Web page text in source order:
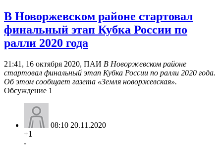
В Новоржевском районе стартовал
финальный этап Кубка России по
ралли 2020 года
21:41, 16 октября 2020, ПАИ В Новоржевском районе
стартовал финальный этап Кубка России по ралли 2020 года.
Об этом сообщает газета «Земля новоржевская».
Обсуждение 1
08:10 20.11.2020
+1
-